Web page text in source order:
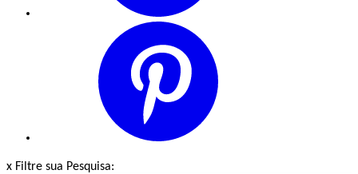
x Filtre sua Pesquisa: